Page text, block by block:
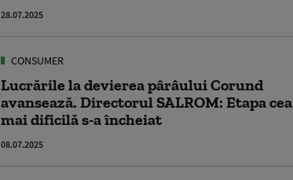
28.07.2025
CONSUMER
Lucrările la devierea pârâului Corund
avansează. Directorul SALROM: Etapa cea
mai dificilă s-a încheiat
08.07.2025